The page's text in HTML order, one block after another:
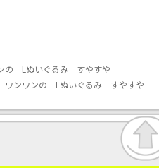
ンの Lぬいぐるみ すやすや
ワンワンの Lぬいぐるみ すやすや